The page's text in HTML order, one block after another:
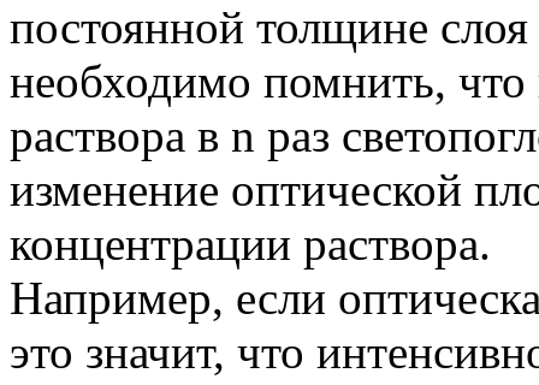
постоянной толщине
необходимо помнить,
раствора в n раз
изменение оптической
концентрации раствора.
Например, если
это значит, что